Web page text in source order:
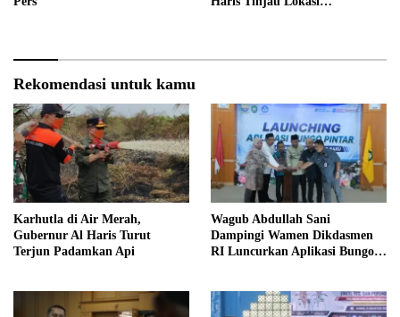
Rekomendasi untuk kamu
Karhutla di Air Merah,
Gubernur Al Haris Turut
Terjun Padamkan Api
Wagub Abdullah Sani
Dampingi Wamen Dikdasmen
RI Luncurkan Aplikasi Bungo